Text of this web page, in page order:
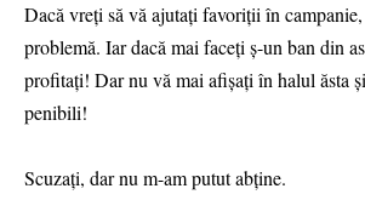
Dacă vreți să vă ajutați favoriții în
problemă. Iar dacă mai faceți ș-un ban din
profitați! Dar nu vă mai afișați în halul ăsta
penibili!
Scuzați, dar nu m-am putut abține.